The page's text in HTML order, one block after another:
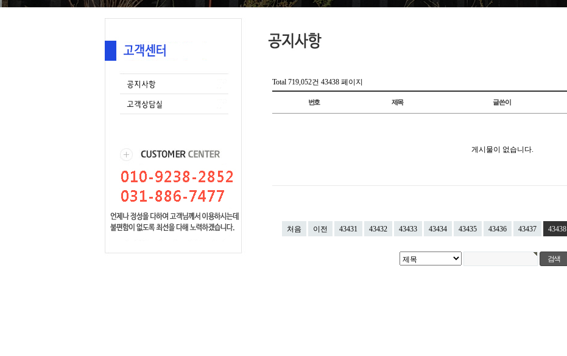
Total 719,052건 43438 페이지
번호 제목 글쓴이
게시물이 없습니다.
처음 이전 43431 43432 43433 43434 43435 43436 43437 43438